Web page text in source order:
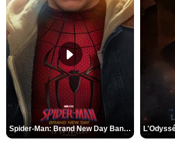
Spider-Man: Brand New Day Bande-annonce VO STFR